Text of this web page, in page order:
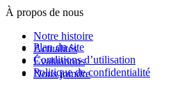
À propos de nous
Notre histoire
Actualités
Évaluations
Nous joindre
Plan du site
Conditions d’utilisation
Politique de confidentialité